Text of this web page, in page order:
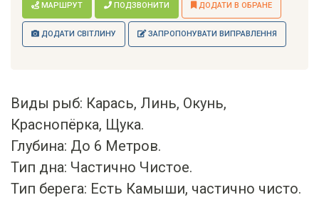
МАРШРУТ ПОДЗВОНИТИ ДОДАТИ В ОБРАНЕ
ДОДАТИ СВІТЛИНУ ЗАПРОПОНУВАТИ ВИПРАВЛЕННЯ
Виды рыб: Карась, Линь, Окунь,
Краснопёрка, Щука.
Глубина: До 6 Метров.
Тип дна: Частично Чистое.
Тип берега: Есть Камыши, частично чисто.